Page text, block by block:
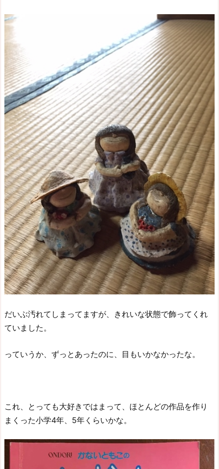
だいぶ汚れてしまってますが、きれいな状態で飾ってくれ
ていました。
っていうか、ずっとあったのに、目もいかなかったな。
これ、とっても大好きではまって、ほとんどの作品を作り
まくった小学4年、5年くらいかな。